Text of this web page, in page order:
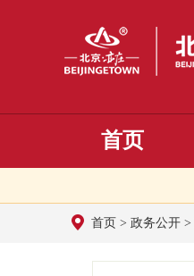
首页
首页 > 政务公开 >